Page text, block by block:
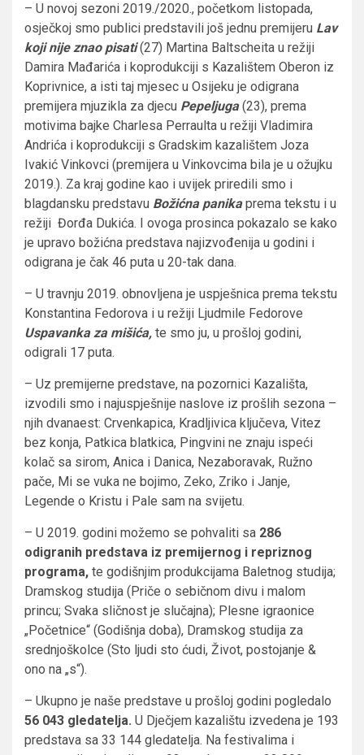
– U novoj sezoni 2019./2020., početkom listopada,
osječkoj smo publici predstavili još jednu premijeru Lav
koji nije znao pisati(27) Martina Baltscheita u režiji
Damira Mađarića i koprodukciji s Kazalištem Oberon iz
Koprivnice, a isti taj mjesec u Osijeku je odigrana
premijera mjuzikla za djecu Pepeljuga(23), prema
motivima bajke Charlesa Perraulta u režiji Vladimira
Andrića i koprodukciji s Gradskim kazalištem Joza
Ivakić Vinkovci (premijera u Vinkovcima bila je u ožujku
2019.). Za kraj godine kao i uvijek priredili smo i
blagdansku predstavu Božićna panikaprema tekstu i u
režiji Đorđa Dukića. I ovoga prosinca pokazalo se kako
je upravo božićna predstava najizvođenija u godini i
odigrana je čak 46 puta u 20-tak dana.
– U travnju 2019. obnovljena je uspješnica prema tekstu
Konstantina Fedorova i u režiji Ljudmile Fedorove
Uspavanka za mišića, te smo ju, u prošloj godini,
odigrali 17 puta.
– Uz premijerne predstave, na pozornici Kazališta,
izvodili smo i najuspješnije naslove iz prošlih sezona –
njih dvanaest: Crvenkapica, Kradljivica ključeva, Vitez
bez konja, Patkica blatkica, Pingvini ne znaju ispeći
kolač sa sirom, Anica i Danica, Nezaboravak, Ružno
pače, Mi se vuka ne bojimo, Zeko, Zriko i Janje,
Legende o Kristu i Pale sam na svijetu.
– U 2019. godini možemo se pohvaliti sa 286
odigranih predstava iz premijernog i repriznog
programa, te godišnjim produkcijama Baletnog studija;
Dramskog studija (Priče o sebičnom divu i malom
princu; Svaka sličnost je slučajna); Plesne igraonice
„Početnice“ (Godišnja doba), Dramskog studija za
srednjoškolce (Sto ljudi sto ćudi, Život, postojanje &
ono na „s“).
– Ukupno je naše predstave u prošloj godini pogledalo
56 043 gledatelja. U Dječjem kazalištu izvedena je 193
predstava sa 33 144 gledatelja. Na festivalima i